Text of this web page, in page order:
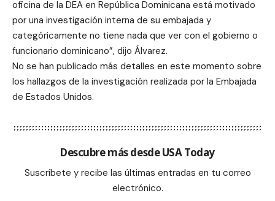
oficina de la DEA en República Dominicana está motivado
por una investigación interna de su embajada y
categóricamente no tiene nada que ver con el gobierno o
funcionario dominicano”, dijo Álvarez.
No se han publicado más detalles en este momento sobre
los hallazgos de la investigación realizada por la Embajada
de Estados Unidos.
Descubre más desde USA Today
Suscríbete y recibe las últimas entradas en tu correo
electrónico.